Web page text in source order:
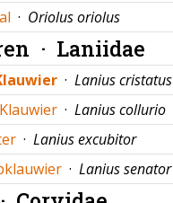
· Oriolus oriolus
· Laniidae
· Lanius cristatus
· Lanius collurio
· Lanius excubitor
· Lanius senator